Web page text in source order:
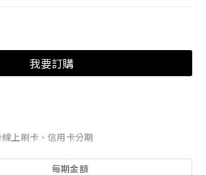
我要訂購
上刷卡、信用卡分期
每期金額